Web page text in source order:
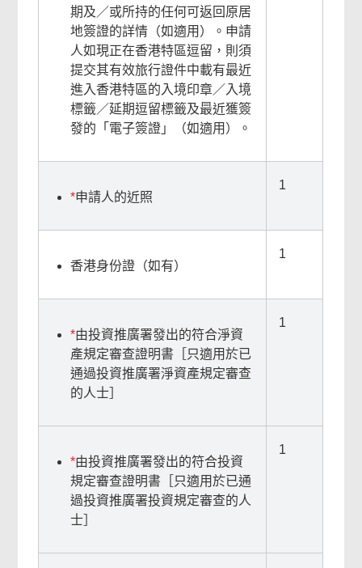
期及／或所持的任何可返回原居
地簽證的詳情（如適用）。申請
人如現正在香港特區逗留，則須
提交其有效旅行證件中載有最近
進入香港特區的入境印章／入境
標籤／延期逗留標籤及最近獲簽
發的「電子簽證」（如適用）。
*申請人的近照
1
香港身份證（如有）
1
*由投資推廣署發出的符合淨資
產規定審查證明書［只適用於已
通過投資推廣署淨資產規定審查
的人士］
1
*由投資推廣署發出的符合投資
規定審查證明書［只適用於已通
過投資推廣署投資規定審查的人
士］
1
服